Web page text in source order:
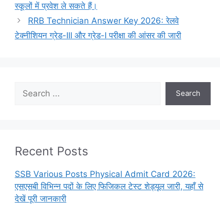
स्कूलों में प्रवेश ले सकते हैं।
RRB Technician Answer Key 2026: रेलवे
टेक्नीशियन ग्रेड-III और ग्रेड-I परीक्षा की आंसर की जारी
Search
Recent Posts
SSB Various Posts Physical Admit Card 2026:
एसएसबी विभिन्न पदों के लिए फिजिकल टेस्ट शेड्यूल जारी, यहाँ से
देखें पूरी जानकारी